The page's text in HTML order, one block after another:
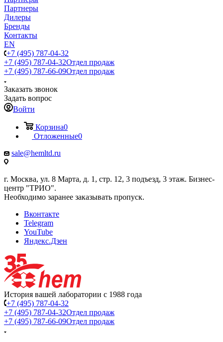
Партнеры
Дилеры
Бренды
Контакты
EN
+7 (495) 787-04-32
+7 (495) 787-04-32Отдел продаж
+7 (495) 787-66-09Отдел продаж
Заказать звонок
Задать вопрос
Войти
Корзина0
Отложенные0
sale@hemltd.ru
г. Москва, ул. 8 Марта, д. 1, стр. 12, 3 подъезд, 3 этаж. Бизнес-
центр "ТРИО".
Необходимо заранее заказывать пропуск.
Вконтакте
Telegram
YouTube
Яндекс.Дзен
История вашей лаборатории с 1988 года
+7 (495) 787-04-32
+7 (495) 787-04-32Отдел продаж
+7 (495) 787-66-09Отдел продаж